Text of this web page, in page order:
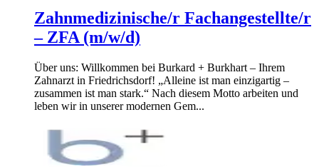
Zahnmedizinische/r Fachangestellte/r
– ZFA (m/w/d)
Über uns: Willkommen bei Burkard + Burkhart – Ihrem
Zahnarzt in Friedrichsdorf! „Alleine ist man einzigartig –
zusammen ist man stark.“ Nach diesem Motto arbeiten und
leben wir in unserer modernen Gem...